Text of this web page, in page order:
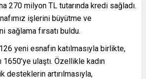
270 milyon TL tutarında kredi sağladı.
işlerini büyütme ve
sağlama fırsatı buldu.
yeni esnafın katılmasıyla birlikte,
ulaştı. Özellikle kadın
desteklerin artırılmasıyla,